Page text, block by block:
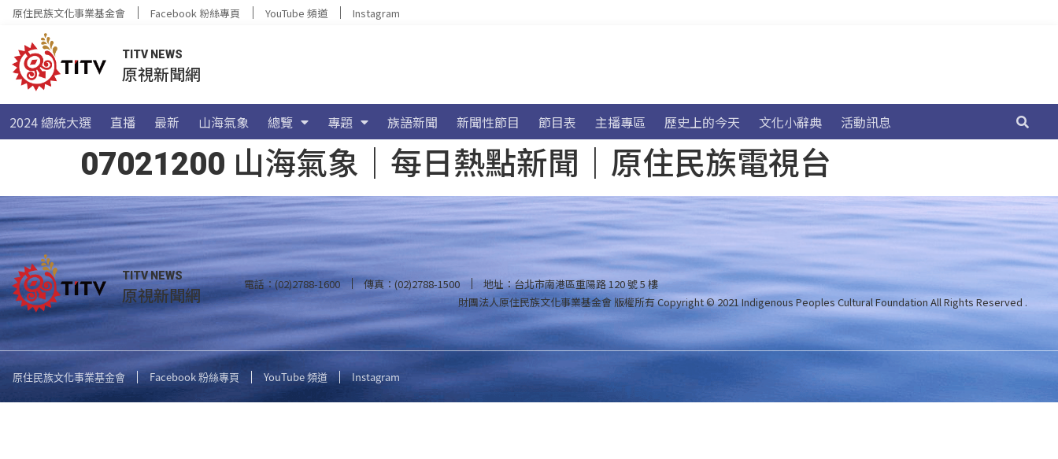
原住民族文化事業基金會 Facebook 粉絲專頁 YouTube 頻道 Instagram
TITV NEWS
原視新聞網
2024 總統大選 直播 最新 山海氣象 總覽 專題 族語新聞 新聞性節目 節目表 主播專區 歷史上的今天 文化小辭典 活動訊息
07021200 山海氣象｜每日熱點新聞｜原住民族電視台
TITV NEWS
原視新聞網 電話：(02)2788-1600 傳真：(02)2788-1500
地址：台北市南港區重陽路 120 號 5 樓
財團法人原住民族文化事業基金會 版權所有Copyright © 2021 Indigenous Peoples Cultural Foundation All Rights Reserved .
原住民族文化事業基金會 Facebook 粉絲專頁 YouTube 頻道 Instagram